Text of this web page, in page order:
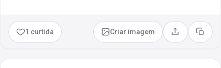
1 curtida Criar imagem Compartilhar
Copiar